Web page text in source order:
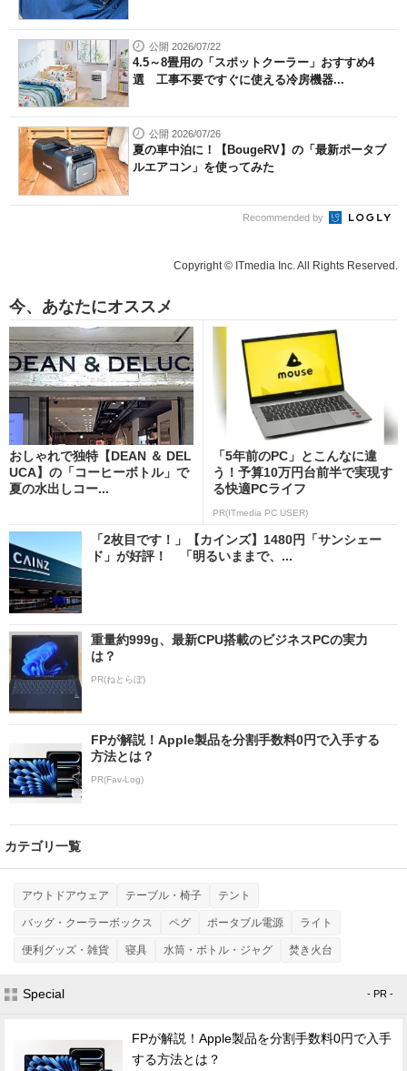
公開 2026/07/22
4.5～8畳用の「スポットクーラー」おすすめ4
選 工事不要ですぐに使える冷房機器...
公開 2026/07/26
夏の車中泊に！【BougeRV】の「最新ポータブ
ルエアコン」を使ってみた
Recommended by
Copyright © ITmedia Inc. All Rights Reserved.
今、あなたにオススメ
おしゃれで独特【DEAN ＆ DEL
UCA】の「コーヒーボトル」で
夏の水出しコー...
「5年前のPC」とこんなに違
う！予算10万円台前半で実現す
る快適PCライフ
PR(ITmedia PC USER)
「2枚目です！」【カインズ】1480円「サンシェー
ド」が好評！ 「明るいままで、...
重量約999g、最新CPU搭載のビジネスPCの実力
は？
PR(ねとらぼ)
FPが解説！Apple製品を分割手数料0円で入手する
方法とは？
PR(Fav-Log)
カテゴリ一覧
アウトドアウェア テーブル・椅子 テント
バッグ・クーラーボックス ペグ ポータブル電源 ライト
便利グッズ・雑貨 寝具 水筒・ボトル・ジャグ 焚き火台
Special - PR -
FPが解説！Apple製品を分割手数料0円で入手
する方法とは？